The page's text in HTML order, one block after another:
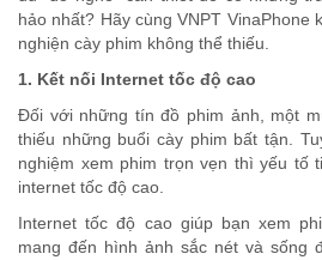
hảo nhất? Hãy cùng VNPT VinaPhone
nghiện cày phim không thể thiếu.
1. Kết nối Internet tốc độ cao
Đối với những tín đồ phim ảnh, một
thiếu những buổi cày phim bất tận.
nghiệm xem phim trọn vẹn thì yếu tố
internet tốc độ cao.
Internet tốc độ cao giúp bạn xem
mang đến hình ảnh sắc nét và sống